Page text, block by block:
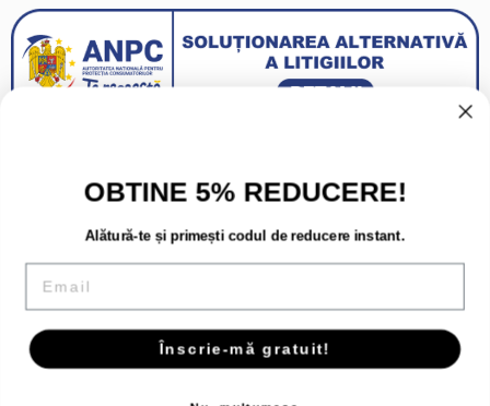
Copyright 2026 - Toate drepturile rezervate.
OBTINE 5% REDUCERE!
Alătură-te și primești codul de reducere instant.
Email
Înscrie-mă gratuit!